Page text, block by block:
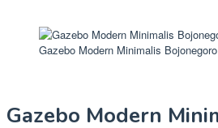
Gazebo Modern Minimalis
Gazebo Modern